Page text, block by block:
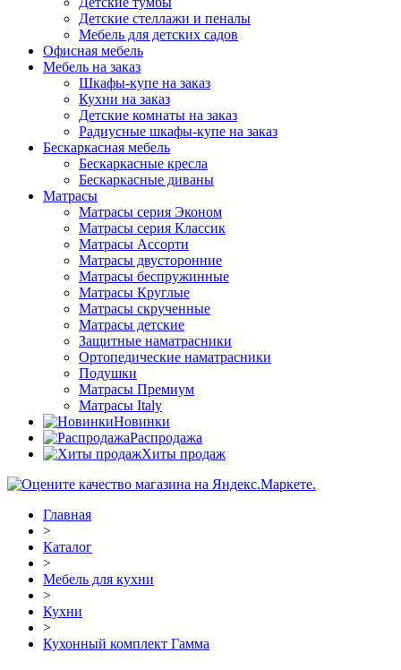
Детские стеллажи и пеналы
Мебель для детских садов
Офисная мебель
Мебель на заказ
Шкафы-купе на заказ
Кухни на заказ
Детские комнаты на заказ
Радиусные шкафы-купе на заказ
Бескаркасная мебель
Бескаркасные кресла
Бескаркасные диваны
Матрасы
Матрасы серия Эконом
Матрасы серия Классик
Матрасы Ассорти
Матрасы двусторонние
Матрасы беспружинные
Матрасы Круглые
Матрасы скрученные
Матрасы детские
Защитные наматрасники
Ортопедические наматрасники
Подушки
Матрасы Премиум
Матрасы Italy
Новинки
Распродажа
Хиты продаж
Главная
>
Каталог
>
Мебель для кухни
>
Кухни
>
Кухонный комплект Гамма